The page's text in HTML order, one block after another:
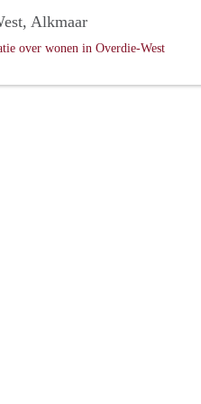
Alkmaar
over wonen in Overdie-West